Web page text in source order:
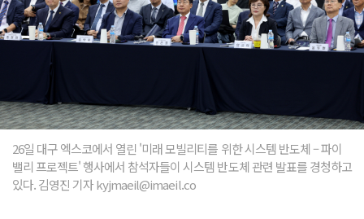
26일 대구 엑스코에서 열린 '미래 모빌리티를 위한 시스템 반도체 – 파이
밸리 프로젝트' 행사에서 참석자들이 시스템 반도체 관련 발표를 경청하고
있다. 김영진 기자 kyjmaeil@imaeil.co